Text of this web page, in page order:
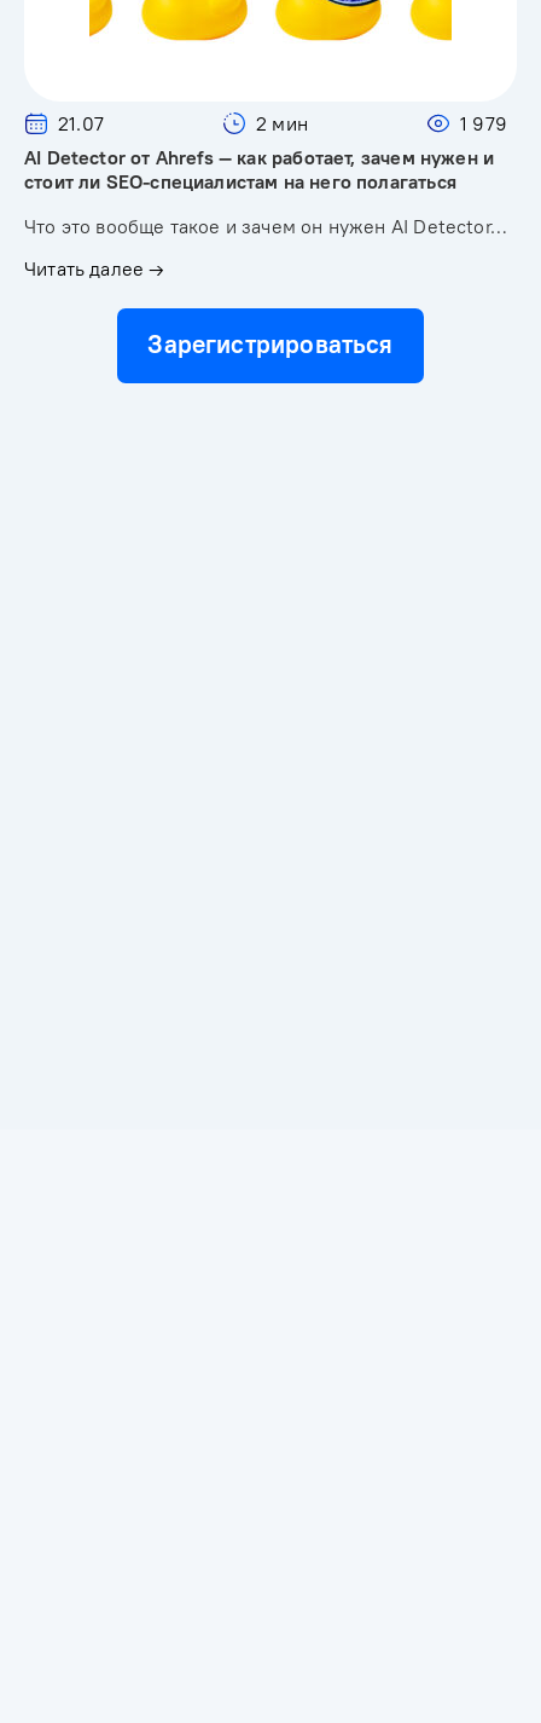
21.07 2 мин
1 979
AI Detector от Ahrefs — как работает, зачем нужен и
стоит ли SEO-специалистам на него полагаться
Что это вообще такое и зачем он нужен AI Detector…
Читать далее →
Зарегистрироваться